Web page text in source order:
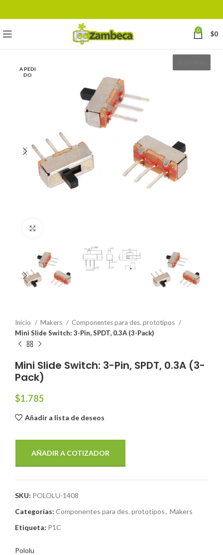
0 $0
A PEDI
DO
Inicio Makers
Componentes para des. prototipos
Mini Slide Switch: 3-Pin, SPDT, 0.3A (3-Pack)
Mini Slide Switch: 3-Pin, SPDT, 0.3A (3-
Pack)
$1.785
Añadir a lista de deseos
AÑADIR A COTIZADOR
SKU: POLOLU-1408
Categorías: Componentes para des. prototipos, Makers
Etiqueta: P1C
Pololu